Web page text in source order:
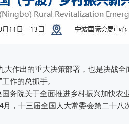
大作出的重大决策部署，也是决战
作的总抓手。
务院关于全面推进乡村振兴加快农
，十三届全国人大常委会第二十